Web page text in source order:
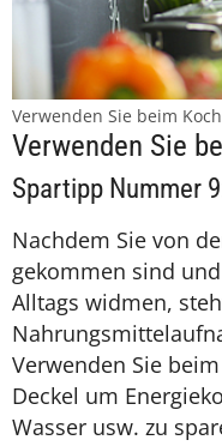
Verwenden Sie beim
Verwenden Sie
Spartipp Nummer
Nachdem Sie von
gekommen sind
Alltags widmen,
Verwenden Sie
Deckel um
Wasser usw. zu